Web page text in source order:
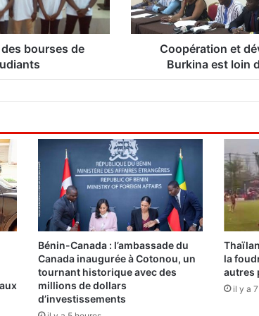
bourses de
a
t
i
e
v
e
l
o
p
e
m
e
n
Coopération et
Burkina est loin
Bénin-Canada : l’ambassade du
Canada inaugurée à Cotonou, un
tournant historique avec des
millions de dollars
d’investissements
la
autres
il y a